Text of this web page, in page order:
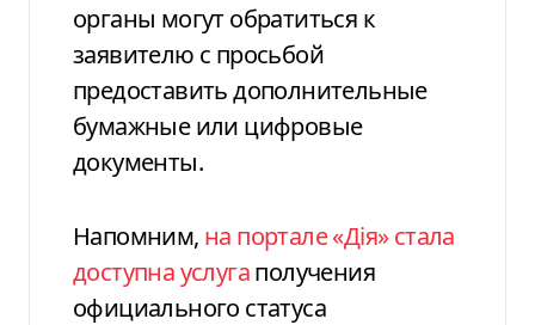
органы могут обратиться к
заявителю с просьбой
предоставить дополнительные
бумажные или цифровые
документы.
Напомним, на портале «Дія» стала
доступна услугаполучения
официального статуса